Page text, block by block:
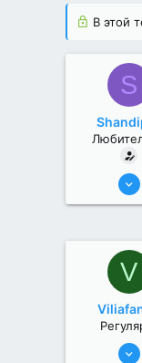
В этой
S
25
V
19